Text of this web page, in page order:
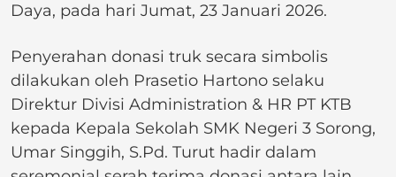
Daya, pada hari Jumat, 23 Januari 2026.
Penyerahan donasi truk secara simbolis
dilakukan oleh Prasetio Hartono selaku
Direktur Divisi Administration & HR PT KTB
kepada Kepala Sekolah SMK Negeri 3 Sorong,
Umar Singgih, S.Pd. Turut hadir dalam